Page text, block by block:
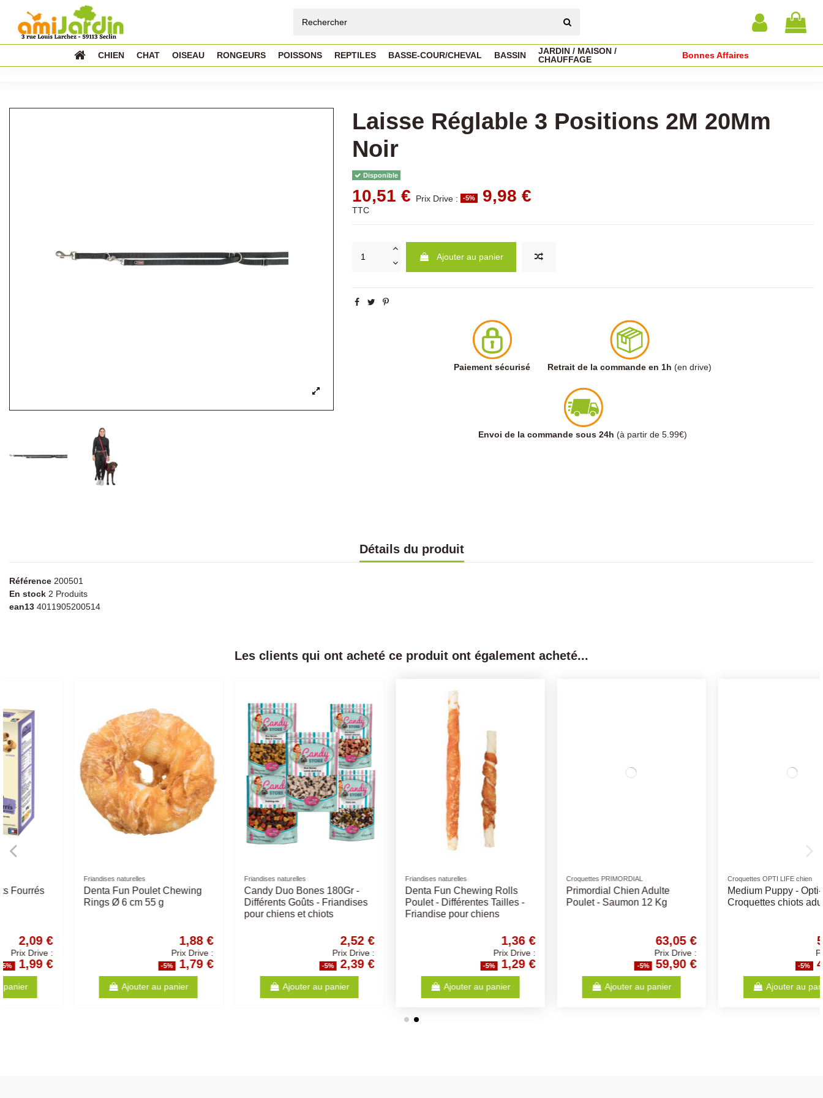
CHIEN CHAT OISEAU RONGEURS POISSONS REPTILES BASSE-COUR/CHEVAL BASSIN
JARDIN / MAISON /
CHAUFFAGE
Bonnes Affaires
Laisse Réglable 3 Positions 2M 20Mm
Noir
Disponible
10,51 € Prix Drive : -5% 9,98 €
TTC
Ajouter au panier
Paiement sécurisé Retrait de la commande en 1h (en drive)
Envoi de la commande sous 24h (à partir de 5.99€)
Détails du produit
Référence 200501
En stock 2 Produits
ean13 4011905200514
Les clients qui ont acheté ce produit ont également acheté...
Friandises naturelles
Denta Fun Chewing Rolls
Poulet - Différentes Tailles -
Ajouter au panier
Croquettes PRIMORDIAL
Primordial Chien Adulte
Poulet - Saumon 12 Kg
Ajouter au panier
Croquettes OPTI LIFE chien
Medium Puppy - Opti-Life -
Croquettes chiots adultes
Ajouter au panier
Sanabelle Croquettes chat
SANABELLE Urinary
39,99 €
Ajouter au panier
Friandises naturelles
Demi Jarret de Boeuf +/-
1,50 €
Ajouter au panier